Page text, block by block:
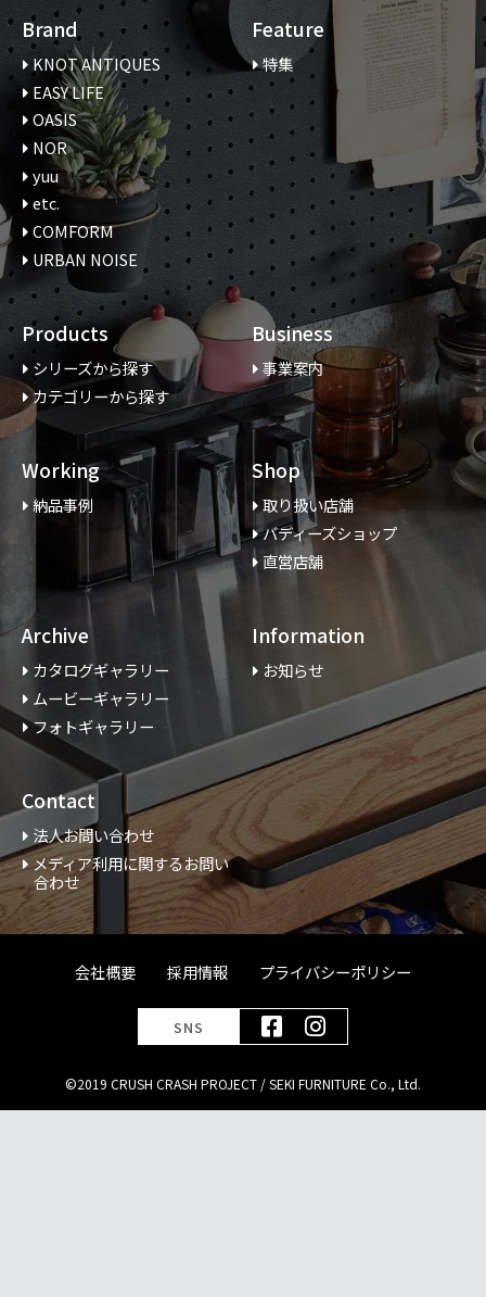
Brand
KNOT ANTIQUES
EASY LIFE
OASIS
NOR
yuu
etc.
COMFORM
URBAN NOISE
Feature
特集
Products
シリーズから探す
カテゴリーから探す
Business
事業案内
Working
納品事例
Shop
取り扱い店舗
バディーズショップ
直営店舗
Archive
カタログギャラリー
ムービーギャラリー
フォトギャラリー
Information
お知らせ
Contact
法人お問い合わせ
メディア利用に関するお問い
合わせ
会社概要 採用情報 プライバシーポリシー
SNS
©2019 CRUSH CRASH PROJECT / SEKI FURNITURE Co., Ltd.